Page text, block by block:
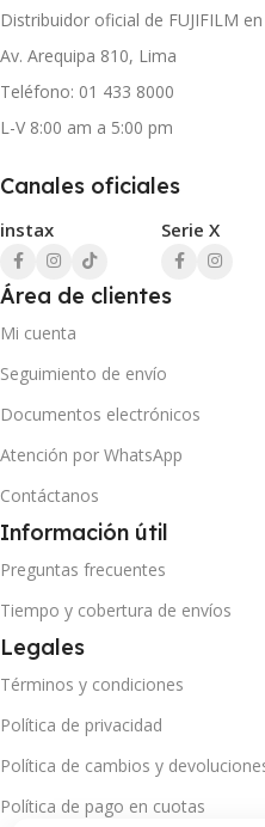
Distribuidor oficial de FUJIFILM
Av. Arequipa 810, Lima
Teléfono: 01 433 8000
L-V 8:00 am a 5:00 pm
Canales oficiales
instax Serie X
Área de clientes
Mi cuenta
Seguimiento de envío
Documentos electrónicos
Atención por WhatsApp
Contáctanos
Información útil
Preguntas frecuentes
Tiempo y cobertura de envíos
Legales
Términos y condiciones
Política de privacidad
Política de cambios y
Política de pago en cuotas